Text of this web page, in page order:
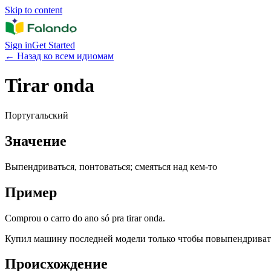
Skip to content
Sign inGet Started
← Назад ко всем идиомам
Tirar onda
Португальский
Значение
Выпендриваться, понтоваться; смеяться над кем-то
Пример
Comprou o carro do ano só pra tirar onda.
Купил машину последней модели только чтобы
Происхождение